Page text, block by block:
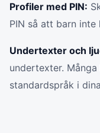
Profiler med PIN:
PIN så att barn inte
Undertexter och
undertexter.
standardspråk i